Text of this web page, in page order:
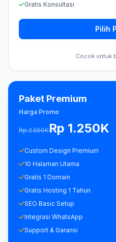
Gratis Konsultasi
Pilih
Cocok untuk
Paket Premium
Harga Promo
Rp 2.550KRp 1.250K
Custom Design Premium
10 Halaman Utama
Gratis 1 Domain
Gratis Hosting 1 Tahun
SEO Basic Setup
Integrasi WhatsApp
Support & Garansi